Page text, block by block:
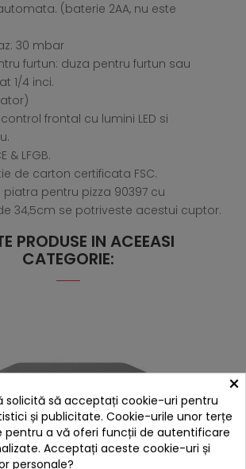
(baterie 2AA, nu este
30 mbar
furtun: duza pentru furtun sau
1/4 inci.
frontal cu lumini LED si
& LFGB.
de carton certificata FSC.
piatra pentru pizza 90397 cu
34,5cm se potriveste acestui cuptor.
PRODUSE IN ACEEASI
CATEGORIE:
×
solicită să acceptați cookie-uri pentru
și publicitate. Cookie-urile unor terțe
pentru a vă oferi funcții de autentificare
Acceptați aceste cookie-uri și
personale?